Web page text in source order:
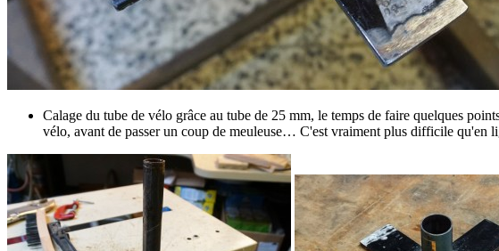
Calage du tube de vélo grâce au tube de 25 mm, le temps de faire quelques
vélo, avant de passer un coup de meuleuse… C'est vraiment plus difficile qu'en